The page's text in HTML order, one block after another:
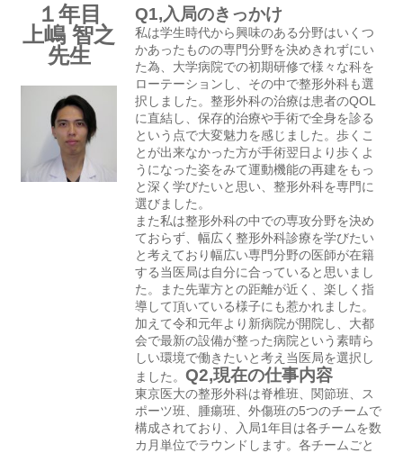
１年目
上嶋 智之
先生
Q1,入局のきっかけ
私は学生時代から興味のある分野はいくつ
かあったものの専門分野を決めきれずにい
た為、大学病院での初期研修で様々な科を
ローテーションし、その中で整形外科も選
択しました。整形外科の治療は患者のQOL
に直結し、保存的治療や手術で全身を診る
という点で大変魅力を感じました。歩くこ
とが出来なかった方が手術翌日より歩くよ
うになった姿をみて運動機能の再建をもっ
と深く学びたいと思い、整形外科を専門に
選びました。
また私は整形外科の中での専攻分野を決め
ておらず、幅広く整形外科診療を学びたい
と考えており幅広い専門分野の医師が在籍
する当医局は自分に合っていると思いまし
た。また先輩方との距離が近く、楽しく指
導して頂いている様子にも惹かれました。
加えて令和元年より新病院が開院し、大都
会で最新の設備が整った病院という素晴ら
しい環境で働きたいと考え当医局を選択し
ました。Q2,現在の仕事内容
東京医大の整形外科は脊椎班、関節班、ス
ポーツ班、腫瘍班、外傷班の5つのチームで
構成されており、入局1年目は各チームを数
カ月単位でラウンドします。各チームごと